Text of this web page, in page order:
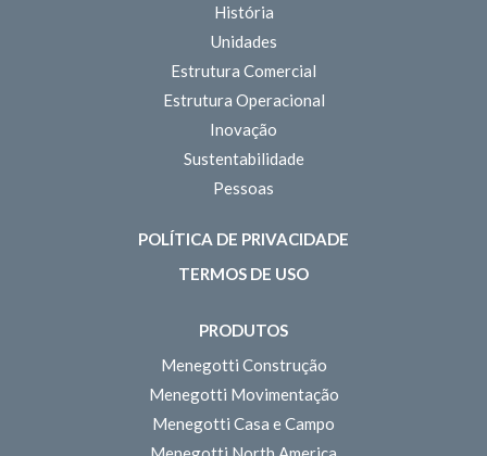
História
Unidades
Estrutura Comercial
Estrutura Operacional
Inovação
Sustentabilidade
Pessoas
POLÍTICA DE PRIVACIDADE
TERMOS DE USO
PRODUTOS
Menegotti Construção
Menegotti Movimentação
Menegotti Casa e Campo